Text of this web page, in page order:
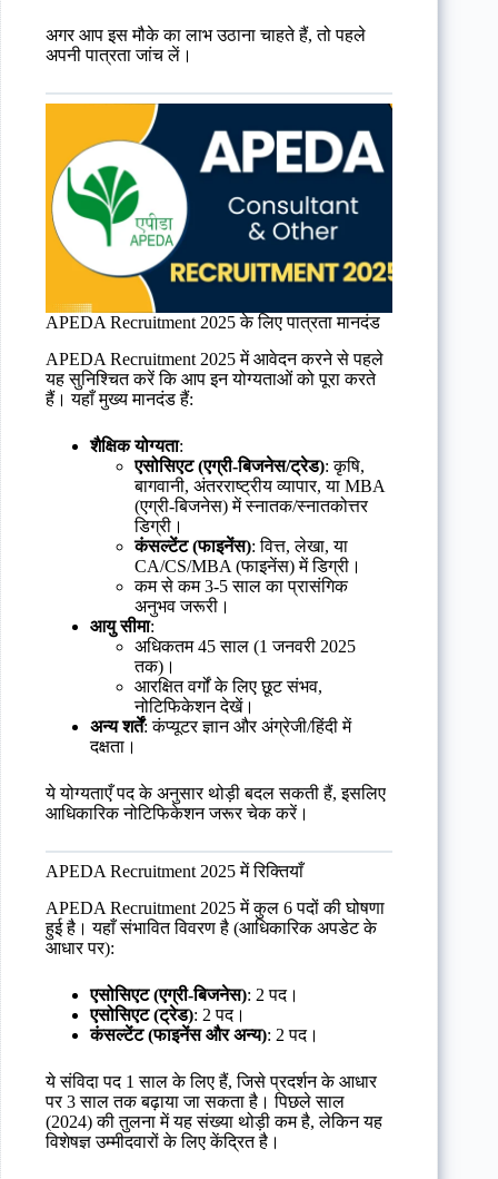
अगर आप इस मौके का लाभ उठाना चाहते हैं, तो पहले
अपनी पात्रता जांच लें।
APEDA Recruitment 2025 के लिए पात्रता मानदंड
APEDA Recruitment 2025 में आवेदन करने से पहले
यह सुनिश्चित करें कि आप इन योग्यताओं को पूरा करते
हैं। यहाँ मुख्य मानदंड हैं:
शैक्षिक योग्यता:
एसोसिएट (एग्री-बिजनेस/ट्रेड): कृषि,
बागवानी, अंतरराष्ट्रीय व्यापार, या MBA
(एग्री-बिजनेस) में स्नातक/स्नातकोत्तर
डिग्री।
कंसल्टेंट (फाइनेंस): वित्त, लेखा, या
CA/CS/MBA (फाइनेंस) में डिग्री।
कम से कम 3-5 साल का प्रासंगिक
अनुभव जरूरी।
आयु सीमा:
अधिकतम 45 साल (1 जनवरी 2025
तक)।
आरक्षित वर्गों के लिए छूट संभव,
नोटिफिकेशन देखें।
अन्य शर्तें: कंप्यूटर ज्ञान और अंग्रेजी/हिंदी में
दक्षता।
ये योग्यताएँ पद के अनुसार थोड़ी बदल सकती हैं, इसलिए
आधिकारिक नोटिफिकेशन जरूर चेक करें।
APEDA Recruitment 2025 में रिक्तियाँ
APEDA Recruitment 2025 में कुल 6 पदों की घोषणा
हुई है। यहाँ संभावित विवरण है (आधिकारिक अपडेट के
आधार पर):
एसोसिएट (एग्री-बिजनेस): 2 पद।
एसोसिएट (ट्रेड): 2 पद।
कंसल्टेंट (फाइनेंस और अन्य): 2 पद।
ये संविदा पद 1 साल के लिए हैं, जिसे प्रदर्शन के आधार
पर 3 साल तक बढ़ाया जा सकता है। पिछले साल
(2024) की तुलना में यह संख्या थोड़ी कम है, लेकिन यह
विशेषज्ञ उम्मीदवारों के लिए केंद्रित है।